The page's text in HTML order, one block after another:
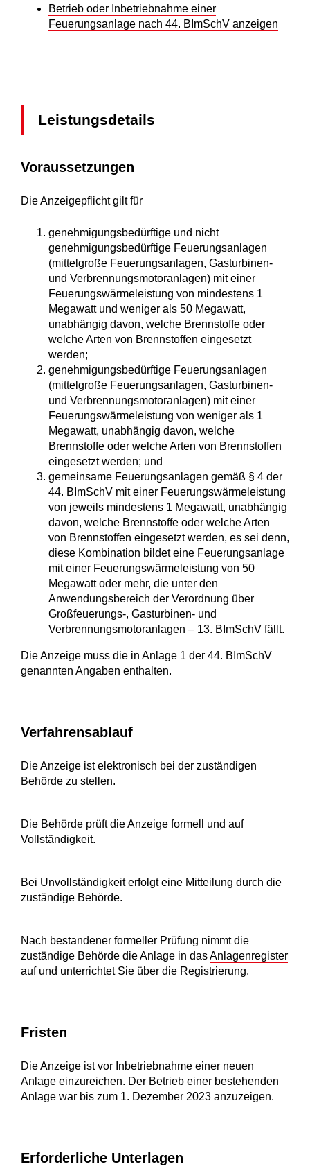
Betrieb oder Inbetriebnahme einer
Feuerungsanlage nach 44. BImSchV anzeigen
Leistungsdetails
Voraussetzungen
Die Anzeigepflicht gilt für
genehmigungsbedürftige und nicht
genehmigungsbedürftige Feuerungsanlagen
(mittelgroße Feuerungsanlagen, Gasturbinen-
und Verbrennungsmotoranlagen) mit einer
Feuerungswärmeleistung von mindestens 1
Megawatt und weniger als 50 Megawatt,
unabhängig davon, welche Brennstoffe oder
welche Arten von Brennstoffen eingesetzt
werden;
genehmigungsbedürftige Feuerungsanlagen
(mittelgroße Feuerungsanlagen, Gasturbinen-
und Verbrennungsmotoranlagen) mit einer
Feuerungswärmeleistung von weniger als 1
Megawatt, unabhängig davon, welche
Brennstoffe oder welche Arten von Brennstoffen
eingesetzt werden; und
gemeinsame Feuerungsanlagen gemäß § 4 der
44. BImSchV mit einer Feuerungswärmeleistung
von jeweils mindestens 1 Megawatt, unabhängig
davon, welche Brennstoffe oder welche Arten
von Brennstoffen eingesetzt werden, es sei denn,
diese Kombination bildet eine Feuerungsanlage
mit einer Feuerungswärmeleistung von 50
Megawatt oder mehr, die unter den
Anwendungsbereich der Verordnung über
Großfeuerungs-, Gasturbinen- und
Verbrennungsmotoranlagen – 13. BImSchV fällt.
Die Anzeige muss die in Anlage 1 der 44. BImSchV
genannten Angaben enthalten.
Verfahrensablauf
Die Anzeige ist elektronisch bei der zuständigen
Behörde zu stellen.
Die Behörde prüft die Anzeige formell und auf
Vollständigkeit.
Bei Unvollständigkeit erfolgt eine Mitteilung durch die
zuständige Behörde.
Nach bestandener formeller Prüfung nimmt die
zuständige Behörde die Anlage in dasAnlagenregister
auf und unterrichtet Sie über die Registrierung.
Fristen
Die Anzeige ist vor Inbetriebnahme einer neuen
Anlage einzureichen. Der Betrieb einer bestehenden
Anlage war bis zum 1. Dezember 2023 anzuzeigen.
Erforderliche Unterlagen